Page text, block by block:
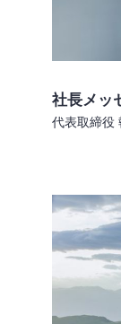
社長メッ
代表取締役